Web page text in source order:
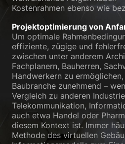
Kostenrahmen ebenso wie
Projektoptimierung von
Um optimale
effiziente, zügige und
zwischen unter anderem
Fachplanern, Bauherren,
Handwerkern zu
Baubranche zunehmend –
Vergleich zu anderen
Telekommunikation,
auch etwa Handel oder
diesem Kontext ist. Immer
Methode des virtuellen
Essenzielle Cookies ermöglichen
die einwandfreie Funktion der Website
Cookie-
Statistiken (2)
Statistik Cookies erfassen Informationen
helfen uns zu verstehen, wie unsere
Cookie-
Externe Medien (3)
Inhalte von Videoplattformen und